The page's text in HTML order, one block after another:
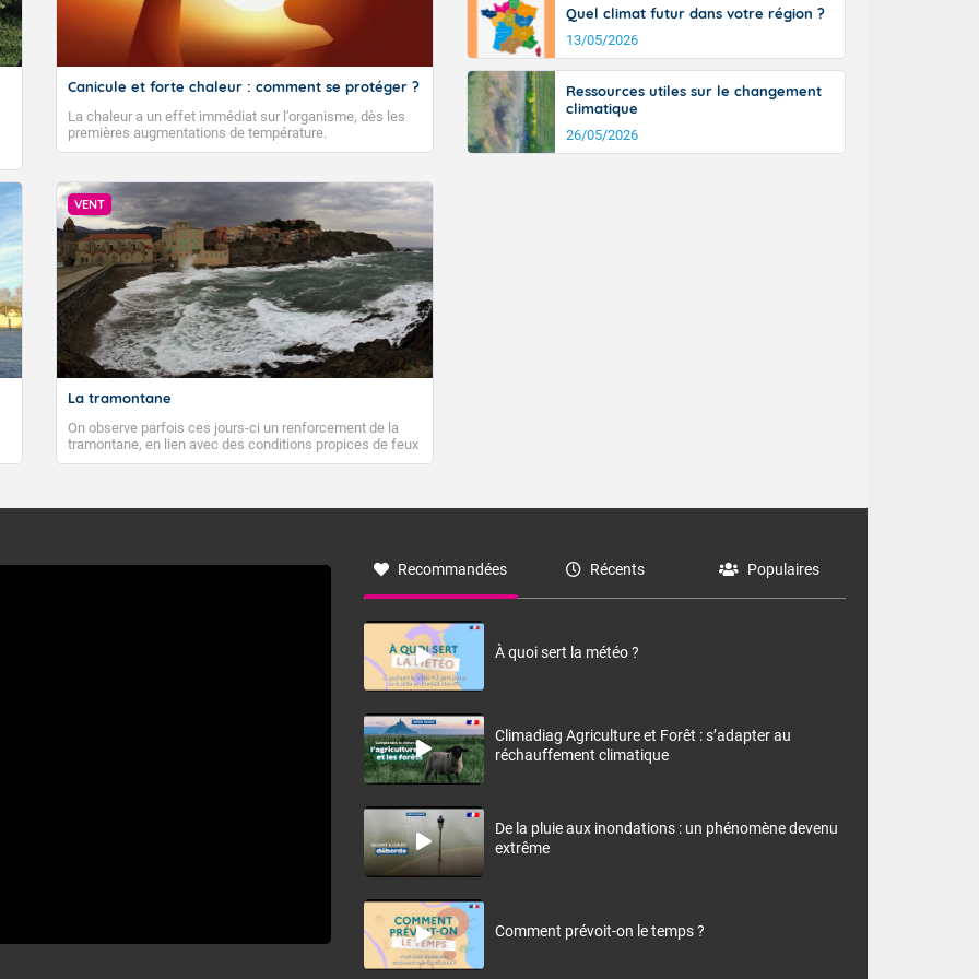
Canicule et forte chaleur : comment se protéger ?
La chaleur a un effet immédiat sur l’organisme, dès les
premières augmentations de température.
VENT
La tramontane
On observe parfois ces jours-ci un renforcement de la
tramontane, en lien avec des conditions propices de feux
de forêt. Mais qu'est-ce que la tramontane ? Quelles sont
à nord-ouest, dans un secteur qui part du Roussillon à la
monts, en allusion aux régions montagneuses d’où
Quel climat futur dans votre région ?
13/05/2026
Ressources utiles sur le changement
climatique
26/05/2026
Recommandées Récents Populaires
À quoi sert la météo ?
Climadiag Agriculture et Forêt : s’adapter au
réchauffement climatique
De la pluie aux inondations : un phénomène devenu
extrême
Comment prévoit-on le temps ?